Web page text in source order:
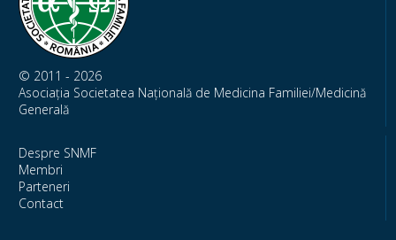
© 2011 - 2026
Asociația Societatea Națională de Medicina Familiei/Medicină
Generală
Despre SNMF
Membri
Parteneri
Contact